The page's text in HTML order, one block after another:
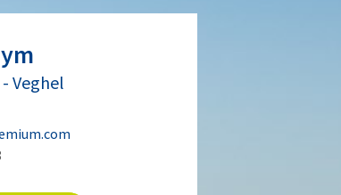
- Veghel